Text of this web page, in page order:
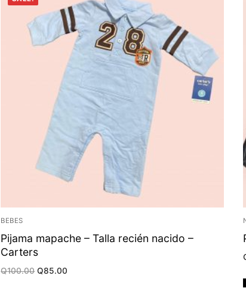
BEBES
Pijama mapache – Talla recién nacido –
Carters
Q100.00 Original
Q85.00